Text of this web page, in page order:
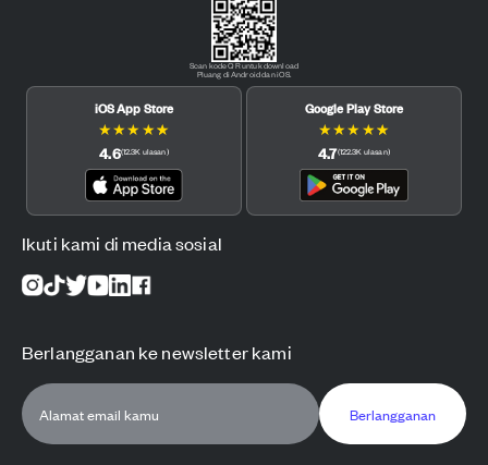
Scan kode QR untuk download
Pluang di Android dan iOS.
iOS App Store
★★★ ★★
4.6(12.3K ulasan)
Google Play Store
★★★ ★★
4.7(122.3K ulasan)
Ikuti kami di media sosial
Berlangganan ke newsletter kami
Berlangganan